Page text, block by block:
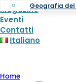
Geografia
Magazine
Eventi
Contatti
Italiano
Home